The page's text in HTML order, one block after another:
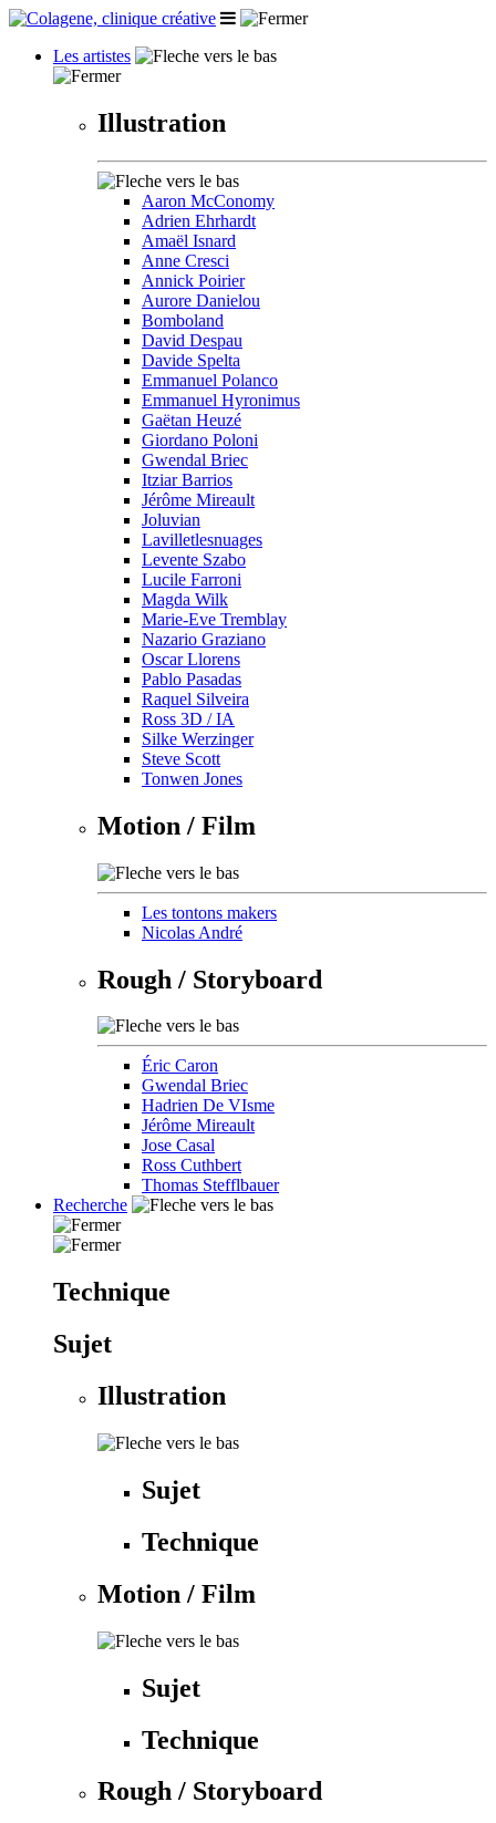
Les artistes
Illustration
Aaron McConomy
Adrien Ehrhardt
Amaël Isnard
Anne Cresci
Annick Poirier
Aurore Danielou
Bomboland
David Despau
Davide Spelta
Emmanuel Polanco
Emmanuel Hyronimus
Gaëtan Heuzé
Giordano Poloni
Gwendal Briec
Itziar Barrios
Jérôme Mireault
Joluvian
Lavilletlesnuages
Levente Szabo
Lucile Farroni
Magda Wilk
Marie-Eve Tremblay
Nazario Graziano
Oscar Llorens
Pablo Pasadas
Raquel Silveira
Ross 3D / IA
Silke Werzinger
Steve Scott
Tonwen Jones
Motion / Film
Les tontons makers
Nicolas André
Rough / Storyboard
Éric Caron
Gwendal Briec
Hadrien De VIsme
Jérôme Mireault
Jose Casal
Ross Cuthbert
Thomas Stefflbauer
Recherche
Technique
Sujet
Illustration
Sujet
Technique
Motion / Film
Sujet
Technique
Rough / Storyboard